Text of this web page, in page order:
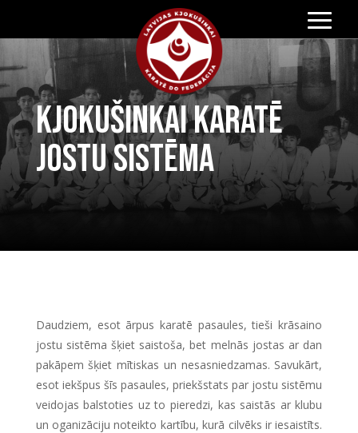
Kjokušinkai karatē
jostu sistēma
Daudziem, esot ārpus karatē pasaules, tieši krāsaino
jostu sistēma šķiet saistoša, bet melnās jostas ar dan
pakāpem šķiet mītiskas un nesasniedzamas. Savukārt,
esot iekšpus šīs pasaules, priekšstats par jostu sistēmu
veidojas balstoties uz to pieredzi, kas saistās ar klubu
un oganizāciju noteikto kartību, kurā cilvēks ir iesaistīts.